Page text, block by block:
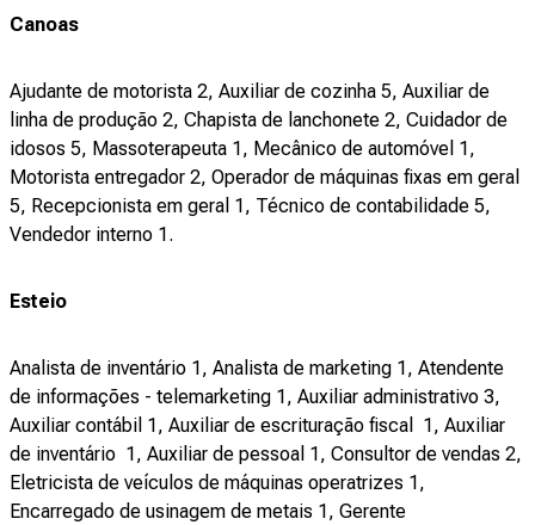
Canoas
Ajudante de motorista 2, Auxiliar de cozinha 5, Auxiliar de
linha de produção 2, Chapista de lanchonete 2, Cuidador de
idosos 5, Massoterapeuta 1, Mecânico de automóvel 1,
Motorista entregador 2, Operador de máquinas fixas em geral
5, Recepcionista em geral 1, Técnico de contabilidade 5,
Vendedor interno 1.
Esteio
Analista de inventário 1, Analista de marketing 1, Atendente
de informações - telemarketing 1, Auxiliar administrativo 3,
Auxiliar contábil 1, Auxiliar de escrituração fiscal 1, Auxiliar
de inventário 1, Auxiliar de pessoal 1, Consultor de vendas 2,
Eletricista de veículos de máquinas operatrizes 1,
Encarregado de usinagem de metais 1, Gerente